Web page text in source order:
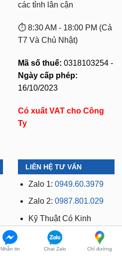
các tỉnh lân cận
⏱️ 8:30 AM - 18:00 PM (Cả
T7 Và Chủ Nhật)
Mã số thuế: 0318103254 -
Ngày cấp phép:
16/10/2023
Có xuất VAT cho Công
Ty
LIÊN HỆ TƯ VẤN
Zalo 1: 0949.60.3979
Zalo 2: 0987.801.029
Kỹ Thuật Có Kinh
Nghiệm
Hỗ Trợ: 24/7
Nhắn tin Chat Zalo Chỉ đường